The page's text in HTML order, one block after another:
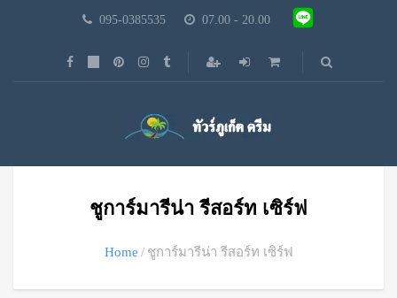
095-0385535 07.00 - 20.00
ชูการ์มารีน่า รีสอร์ท เซิร์ฟ
Home ชูการ์มารีน่า รีสอร์ท เซิร์ฟ